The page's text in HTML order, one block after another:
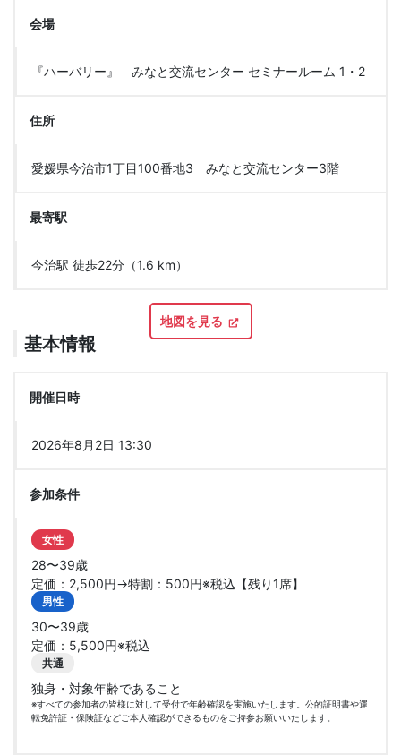
会場
『ハーバリー』 みなと交流センター セミナールーム 1・2
住所
愛媛県今治市1丁目100番地3 みなと交流センター3階
最寄駅
今治駅 徒歩22分（1.6 km）
地図を見る
基本情報
開催日時
2026年8月2日 13:30
参加条件
女性
28〜39歳
定価：2,500円→特割：500円※税込【残り1席】
男性
30〜39歳
定価：5,500円※税込
共通
独身・対象年齢であること
※すべての参加者の皆様に対して受付で年齢確認を実施いたします。公的証明書や運
転免許証・保険証などご本人確認ができるものをご持参お願いいたします。